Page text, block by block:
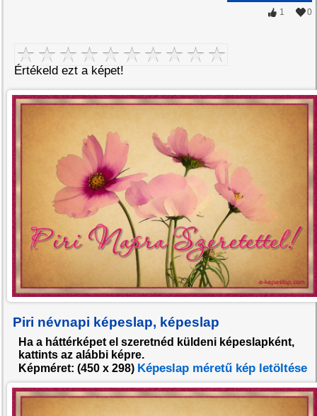
0
1
Értékeld ezt a képet!
Piri névnapi képeslap, képeslap
Ha a háttérképet el szeretnéd küldeni képeslapként,
kattints az alábbi képre.
Képméret: (450 x 298) Képeslap méretű kép letöltése